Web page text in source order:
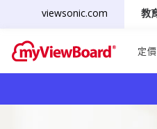
viewsonic.com 教
定